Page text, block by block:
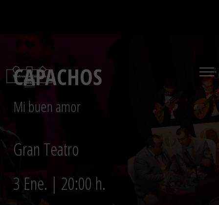
CAPACHOS
Mi buen amor
Gran Teatro
3 Ene. | 20:00 h.